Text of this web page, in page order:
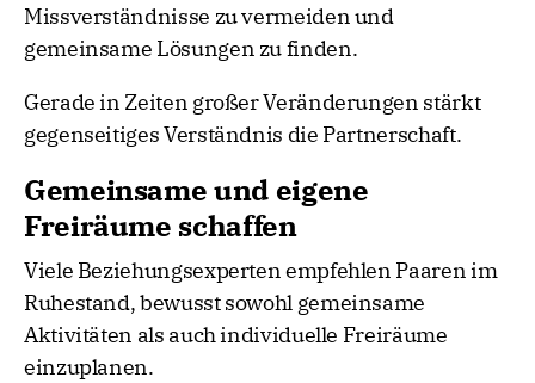
Missverständnisse zu vermeiden und
gemeinsame Lösungen zu finden.
Gerade in Zeiten großer Veränderungen stärkt
gegenseitiges Verständnis die Partnerschaft.
Gemeinsame und eigene
Freiräume schaffen
Viele Beziehungsexperten empfehlen Paaren im
Ruhestand, bewusst sowohl gemeinsame
Aktivitäten als auch individuelle Freiräume
einzuplanen.